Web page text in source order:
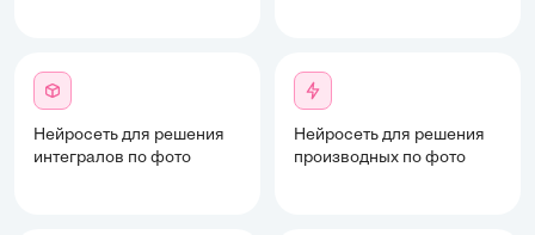
Нейросеть для решения
интегралов по фото
Нейросеть для решения
производных по фото